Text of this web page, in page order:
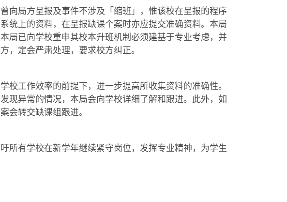
局方呈报及事件不涉及「缩班」，惟该校在呈报的程序
统上的资料，在呈报缺课个案时亦应提交准确资料。本局
局已向学校重申其校本升班机制必须建基于专业考虑，并
，定会严肃处理，要求校方纠正。
工作效率的前提下，进一步提高所收集资料的准确性。
现异常的情况，本局会向学校详细了解和跟进。此外，如
会转交缺课组跟进。
有学校在新学年继续紧守岗位，发挥专业精神，为学生